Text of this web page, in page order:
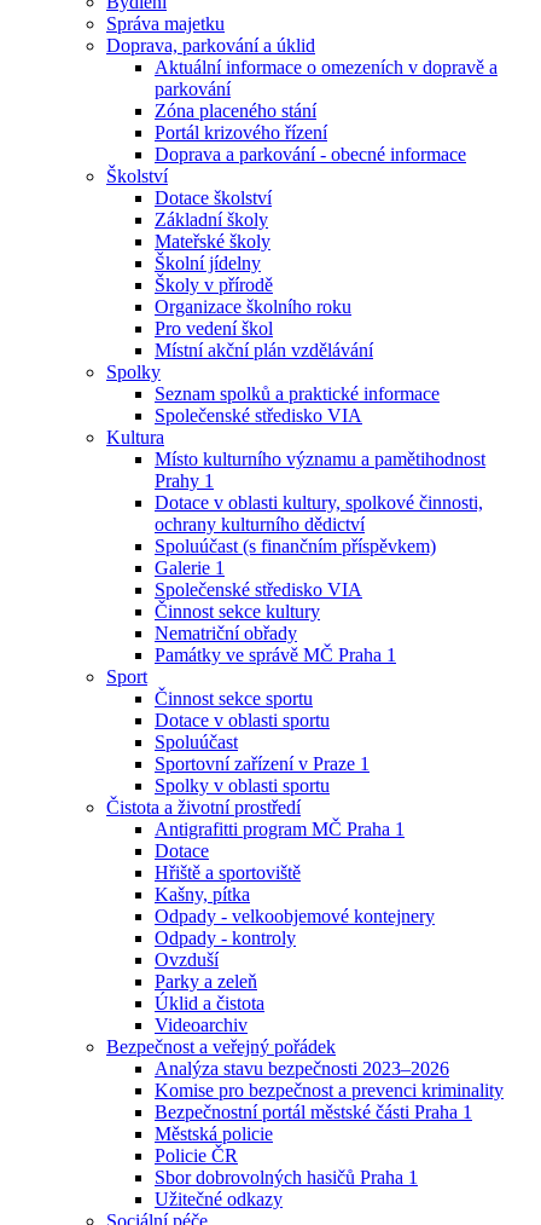
Správa majetku
Doprava, parkování a úklid
Aktuální informace o omezeních v dopravě a
parkování
Zóna placeného stání
Portál krizového řízení
Doprava a parkování - obecné informace
Školství
Dotace školství
Základní školy
Mateřské školy
Školní jídelny
Školy v přírodě
Organizace školního roku
Pro vedení škol
Místní akční plán vzdělávání
Spolky
Seznam spolků a praktické informace
Společenské středisko VIA
Kultura
Místo kulturního významu a pamětihodnost
Prahy 1
Dotace v oblasti kultury, spolkové činnosti,
ochrany kulturního dědictví
Spoluúčast (s finančním příspěvkem)
Galerie 1
Společenské středisko VIA
Činnost sekce kultury
Nematriční obřady
Památky ve správě MČ Praha 1
Sport
Činnost sekce sportu
Dotace v oblasti sportu
Spoluúčast
Sportovní zařízení v Praze 1
Spolky v oblasti sportu
Čistota a životní prostředí
Antigrafitti program MČ Praha 1
Dotace
Hřiště a sportoviště
Kašny, pítka
Odpady - velkoobjemové kontejnery
Odpady - kontroly
Ovzduší
Parky a zeleň
Úklid a čistota
Videoarchiv
Bezpečnost a veřejný pořádek
Analýza stavu bezpečnosti 2023–2026
Komise pro bezpečnost a prevenci kriminality
Bezpečnostní portál městské části Praha 1
Městská policie
Policie ČR
Sbor dobrovolných hasičů Praha 1
Užitečné odkazy
Sociální péče